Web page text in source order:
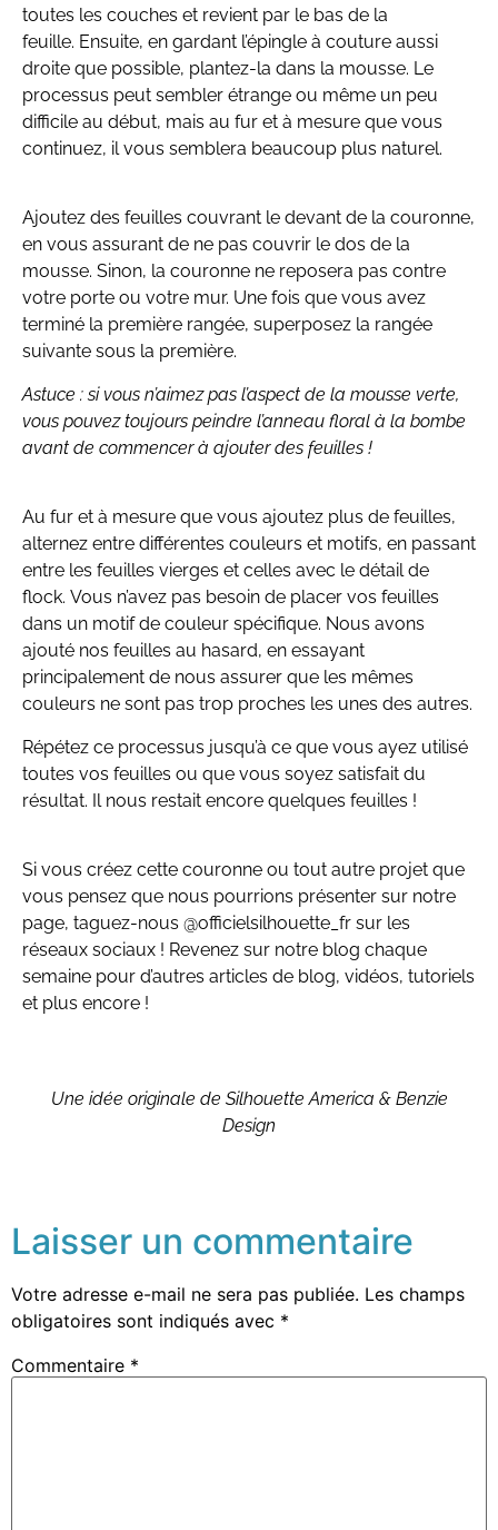
toutes les couches et revient par le bas de la
feuille. Ensuite, en gardant l’épingle à couture aussi
droite que possible, plantez-la dans la mousse. Le
processus peut sembler étrange ou même un peu
difficile au début, mais au fur et à mesure que vous
continuez, il vous semblera beaucoup plus naturel.
Ajoutez des feuilles couvrant le devant de la couronne,
en vous assurant de ne pas couvrir le dos de la
mousse. Sinon, la couronne ne reposera pas contre
votre porte ou votre mur. Une fois que vous avez
terminé la première rangée, superposez la rangée
suivante sous la première.
Astuce : si vous n’aimez pas l’aspect de la mousse verte,
vous pouvez toujours peindre l’anneau floral à la bombe
avant de commencer à ajouter des feuilles !
Au fur et à mesure que vous ajoutez plus de feuilles,
alternez entre différentes couleurs et motifs, en passant
entre les feuilles vierges et celles avec le détail de
flock. Vous n’avez pas besoin de placer vos feuilles
dans un motif de couleur spécifique. Nous avons
ajouté nos feuilles au hasard, en essayant
principalement de nous assurer que les mêmes
couleurs ne sont pas trop proches les unes des autres.
Répétez ce processus jusqu’à ce que vous ayez utilisé
toutes vos feuilles ou que vous soyez satisfait du
résultat. Il nous restait encore quelques feuilles !
Si vous créez cette couronne ou tout autre projet que
vous pensez que nous pourrions présenter sur notre
page, taguez-nous @officielsilhouette_fr sur les
réseaux sociaux ! Revenez sur notre blog chaque
semaine pour d’autres articles de blog, vidéos, tutoriels
et plus encore !
Une idée originale de Silhouette America & Benzie
Design
Laisser un commentaire
Votre adresse e-mail ne sera pas publiée. Les champs
obligatoires sont indiqués avec *
Commentaire *